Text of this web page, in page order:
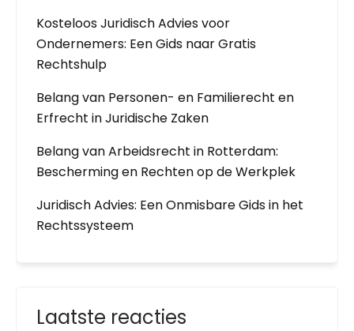
Kosteloos Juridisch Advies voor
Ondernemers: Een Gids naar Gratis
Rechtshulp
Belang van Personen- en Familierecht en
Erfrecht in Juridische Zaken
Belang van Arbeidsrecht in Rotterdam:
Bescherming en Rechten op de Werkplek
Juridisch Advies: Een Onmisbare Gids in het
Rechtssysteem
Laatste reacties